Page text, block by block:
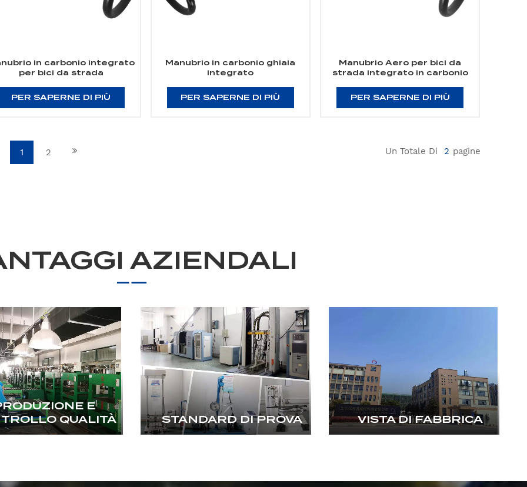
in carbonio integrato
per bici da strada
PER SAPERNE DI PIÙ
Manubrio in carbonio ghiaia
integrato
PER SAPERNE DI PIÙ
Manubrio Aero per bici da
strada integrato in carbonio
PER SAPERNE DI PIÙ
1 2 Un Totale Di 2 Pagine
AZIENDALI
E
QUALITÀ
STANDARD DI PROVA VISTA DI FABBRICA